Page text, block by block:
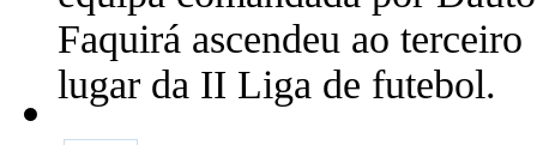
Faquirá ascendeu ao terceiro
lugar da II Liga de futebol.